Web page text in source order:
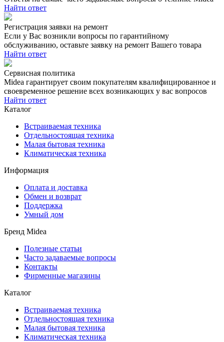
Найти ответ
Регистрация заявки на ремонт
Если у Вас возникли вопросы по гарантийному
обслуживанию, оставьте заявку на ремонт Вашего товара
Найти ответ
Сервисная политика
Midea гарантирует своим покупателям квалифицированное и
своевременное решение всех возникающих у вас вопросов
Найти ответ
Каталог
Встраиваемая техника
Отдельностоящая техника
Малая бытовая техника
Климатическая техника
Информация
Оплата и доставка
Обмен и возврат
Поддержка
Умный дом
Бренд Midea
Полезные статьи
Часто задаваемые вопросы
Контакты
Фирменные магазины
Каталог
Встраиваемая техника
Отдельностоящая техника
Малая бытовая техника
Климатическая техника